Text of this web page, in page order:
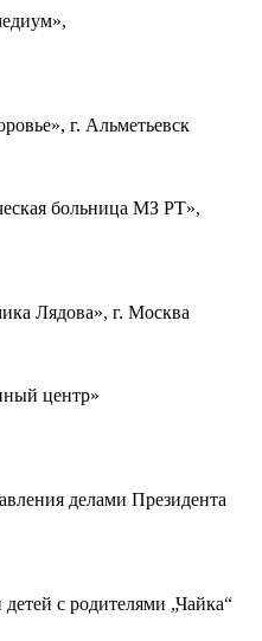
г. Альметьевск
больница МЗ РТ»,
Лядова», г. Москва
центр»
делами Президента
с родителями „Чайка“